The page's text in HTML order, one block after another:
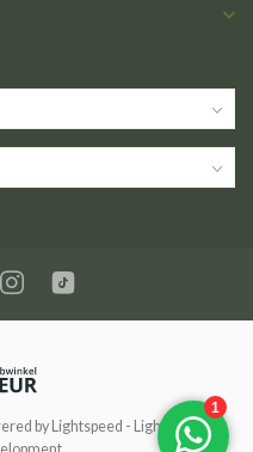
by Lightspeed - Lightspeed